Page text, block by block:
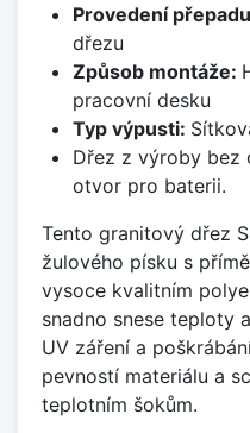
Provedení
dřezu
Způsob montáže:
pracovní desku
Typ výpusti:
Dřez z výroby bez
otvor pro baterii.
Tento granitový dřez
žulového písku s
vysoce kvalitním
snadno snese teploty
UV záření a
pevností materiálu a
teplotním šokům.